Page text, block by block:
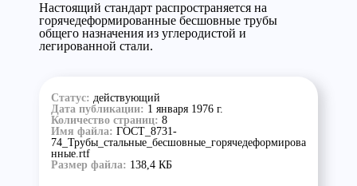
Настоящий стандарт распространяется на
горячедеформированные бесшовные трубы
общего назначения из углеродистой и
легированной стали.
Статус: действующий
Дата публикации: 1 января 1976 г.
Количество страниц: 8
Имя файла: ГОСТ_8731-
74_Трубы_стальные_бесшовные_горячедеформирова
нные.rtf
Размер файла: 138,4 КБ